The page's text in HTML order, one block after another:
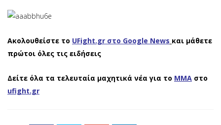
Ακολουθείστε το UFight.gr στο Google News και μάθετε
πρώτοι όλες τις ειδήσεις
Δείτε όλα τα τελευταία μαχητικά νέα για το ΜΜΑ στο
ufight.gr